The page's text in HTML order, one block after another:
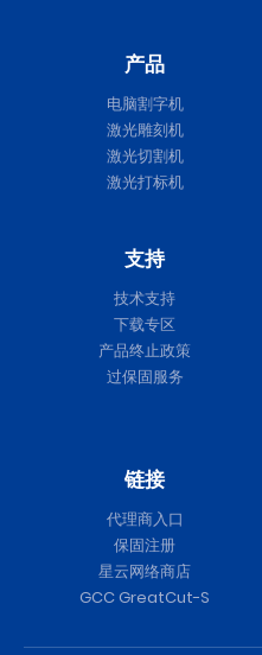
产品
电脑割字机
激光雕刻机
激光切割机
激光打标机
支持
技术支持
下载专区
产品终止政策
过保固服务
链接
代理商入口
保固注册
星云网络商店
GCC GreatCut-S